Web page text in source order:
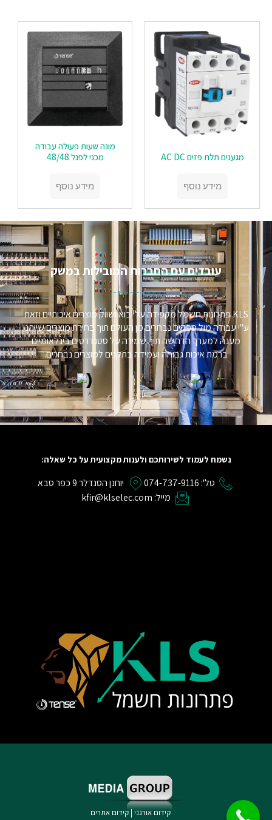
מגענים תלת פזים AC DC
מידע נוסף
מונה שעות פעולה עבודה
מכני לפנל 48/48
מידע נוסף
עובדים עם החברות המובילות במשק​
KLS פתרונות חשמל מקפידה על יבוא ושווק מוצרים איכותיים וזאת
ע"י עבודה מול ספקים נבחרים מן העולם תוך בחירת מוצרים שייתנו
מענה למערך הדרישה תוך שמירה על סטנדרטים בינלאומיים
ברמת איכות גבוהה ועמידה בתקנים למוצרים נבחרים.
נשמח לעמוד לשירותכם ולענות מקצועית על כל שאלה:
טל': 074-737-9116
יוחנן הסנדלר 9 כפר סבא
מייל: kfir@klselec.com
קידום אורגני | קידום אתרים